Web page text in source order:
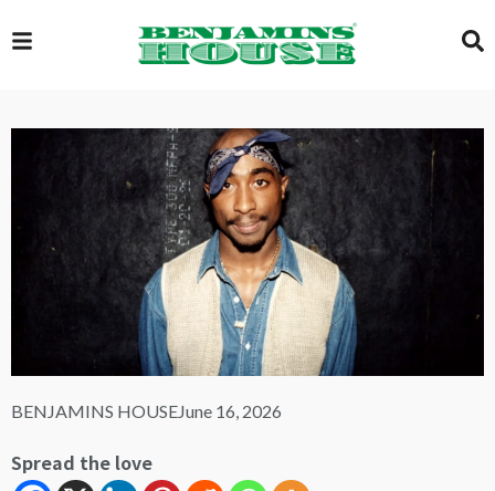
EXCLUSIVE
GLOBAL
VIDEOS
GALLERY
BENJAMINS HOUSEJune 16, 2026
Spread the love